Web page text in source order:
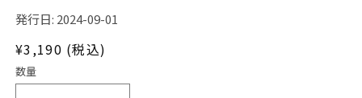
を
く
発行日: 2024-09-01
通
常
価
¥3,190 (税込)
数量